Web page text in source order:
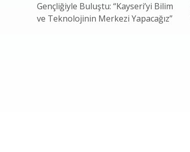
Gençliğiyle Buluştu: “Kayseri’yi Bilim
ve Teknolojinin Merkezi Yapacağız”